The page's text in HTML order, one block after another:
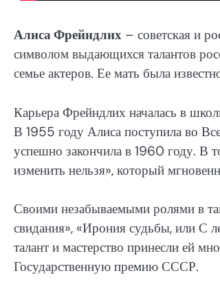
Алиса Фрейндлих – советская и
символом выдающихся талантов
семье актеров. Ее мать была
Карьера Фрейндлих началась в
В 1955 году Алиса поступила во
успешно закончила в 1960 году. В
изменить нельзя», который
Своими незабываемыми ролями в
свидания», «Ирония судьбы, или С
талант и мастерство принесли ей
Государственную премию СССР.